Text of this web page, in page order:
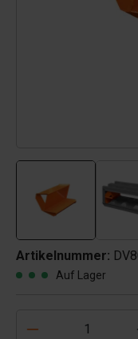
Artikelnummer:
Auf Lager